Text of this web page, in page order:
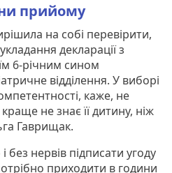
прийому
на собі перевірити,
декларації з
6-річним сином
відділення. У виборі
каже, не
не знає її дитину, ніж
Гаврищак.
нервів підписати угоду
приходити в години